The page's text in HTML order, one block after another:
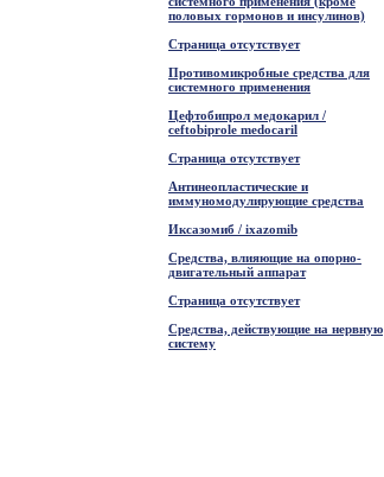
половых гормонов и инсулинов)
Страница отсутствует
Противомикробные средства для
системного применения
Цефтобипрол медокарил /
ceftobiprole medocaril
Страница отсутствует
Антинеопластические и
иммуномодулирующие средства
Иксазомиб / ixazomib
Средства, влияющие на опорно-
двигательный аппарат
Страница отсутствует
Средства, действующие на нервную
систему